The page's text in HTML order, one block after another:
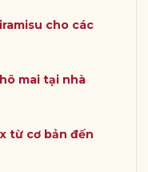
cho các
mai tại nhà
từ cơ bản đến